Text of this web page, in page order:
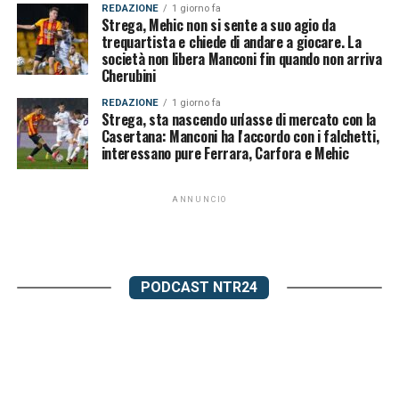
REDAZIONE 1 giorno fa
Strega, Mehic non si sente a suo agio da
trequartista e chiede di andare a giocare. La
società non libera Manconi fin quando non arriva
Cherubini
REDAZIONE 1 giorno fa
Strega, sta nascendo un'asse di mercato con la
Casertana: Manconi ha l'accordo con i falchetti,
interessano pure Ferrara, Carfora e Mehic
ANNUNCIO
PODCAST NTR24